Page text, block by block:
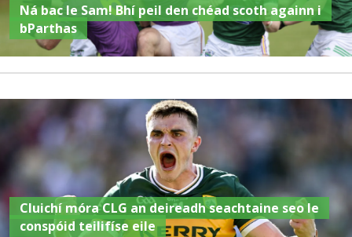
Ná bac le Sam! Bhí peil den chéad scoth againn i
bParthas
Cluichí móra CLG an deireadh seachtaine seo le
conspóid teilifíse eile